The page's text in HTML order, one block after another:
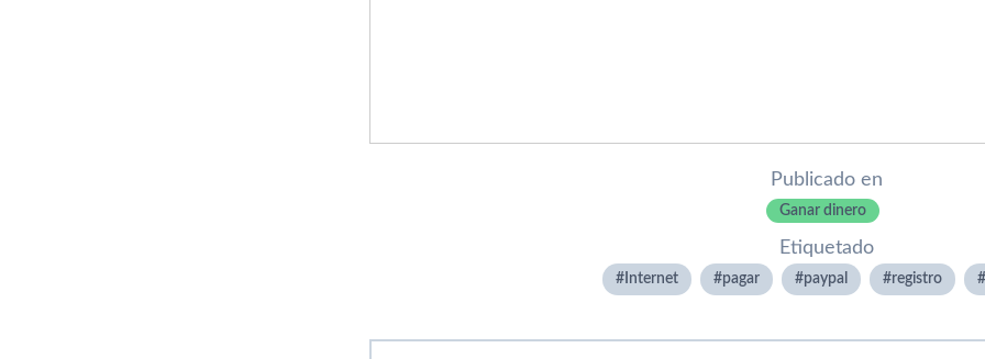
Publicado en
Ganar dinero
Etiquetado
Internet pagar paypal registro